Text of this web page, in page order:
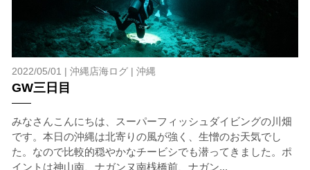
2022/05/01 | 沖縄店海ログ| 沖縄
GW三日目
みなさんこんにちは、スーパーフィッシュダイビングの川畑
です。本日の沖縄は北寄りの風が強く、生憎のお天気でし
た。なので比較的穏やかなチービシでも潜ってきました。ポ
イントは神山南、ナガンヌ南桟橋前、ナガン...